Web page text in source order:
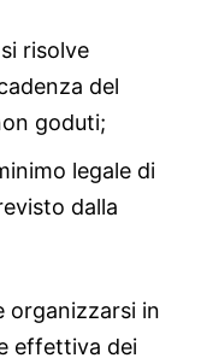
risolve
del
goduti;
legale di
dalla
organizzarsi in
effettiva dei